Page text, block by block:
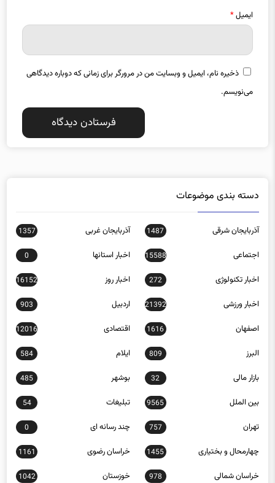
ایمیل*
ذخیره نام، ایمیل و وبسایت من در مرورگر برای زمانی که دوباره دیدگاهی
می‌نویسم.
دسته بندی موضوعات
آذربایجان شرقی 1487 آذربایجان غربی 1357
اجتماعی 15588 اخبار استانها 0
اخبار تکنولوژی 272 اخبار روز 16152
اخبار ورزشی 21392 اردبیل 903
اصفهان 1616 اقتصادی 12016
البرز 809 ایلام 584
بازار مالی 32 بوشهر 485
بین الملل 9565 تبلیغات 54
تهران 757 چند رسانه ای 0
چهارمحال و بختیاری 1455 خراسان رضوی 1161
خراسان شمالی 978 خوزستان 1042